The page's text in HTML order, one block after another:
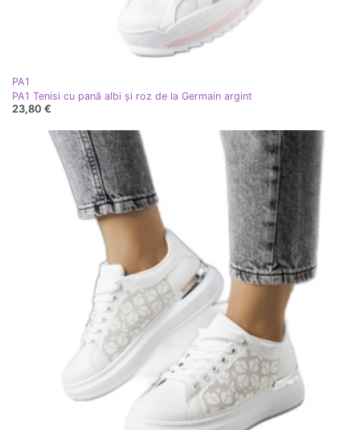
PA1
PA1 Tenisi cu pană albi și roz de la Germain argint
23,80 €